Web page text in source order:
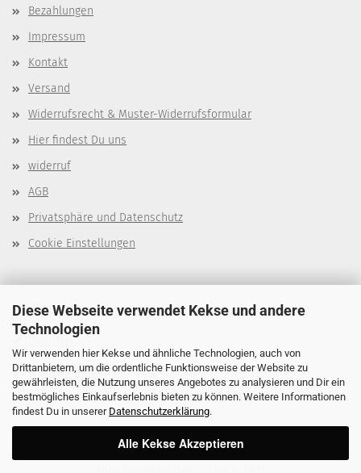
Diese Webseite verwendet Kekse und andere
Technologien
Wir verwenden hier Kekse und ähnliche Technologien, auch von
Drittanbietern, um die ordentliche Funktionsweise der Website zu
gewährleisten, die Nutzung unseres Angebotes zu analysieren und Dir ein
bestmögliches Einkaufserlebnis bieten zu können. Weitere Informationen
findest Du in unserer Datenschutzerklärung.
Alle Kekse Akzeptieren
Bezahlungen
Impressum
Kontakt
Versand
Widerrufsrecht & Muster-Widerrufsformular
Hier findest Du uns
widerruf
AGB
Privatsphäre und Datenschutz
Cookie Einstellungen
Über mich
Dein Tier
Wichtige Links